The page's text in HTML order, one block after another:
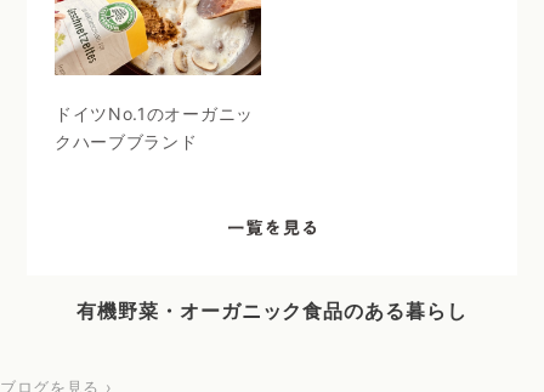
ドイツNo.1のオーガニッ
クハーブブランド
有機野菜・オーガニック食品のある暮らし
ブログを見る ›